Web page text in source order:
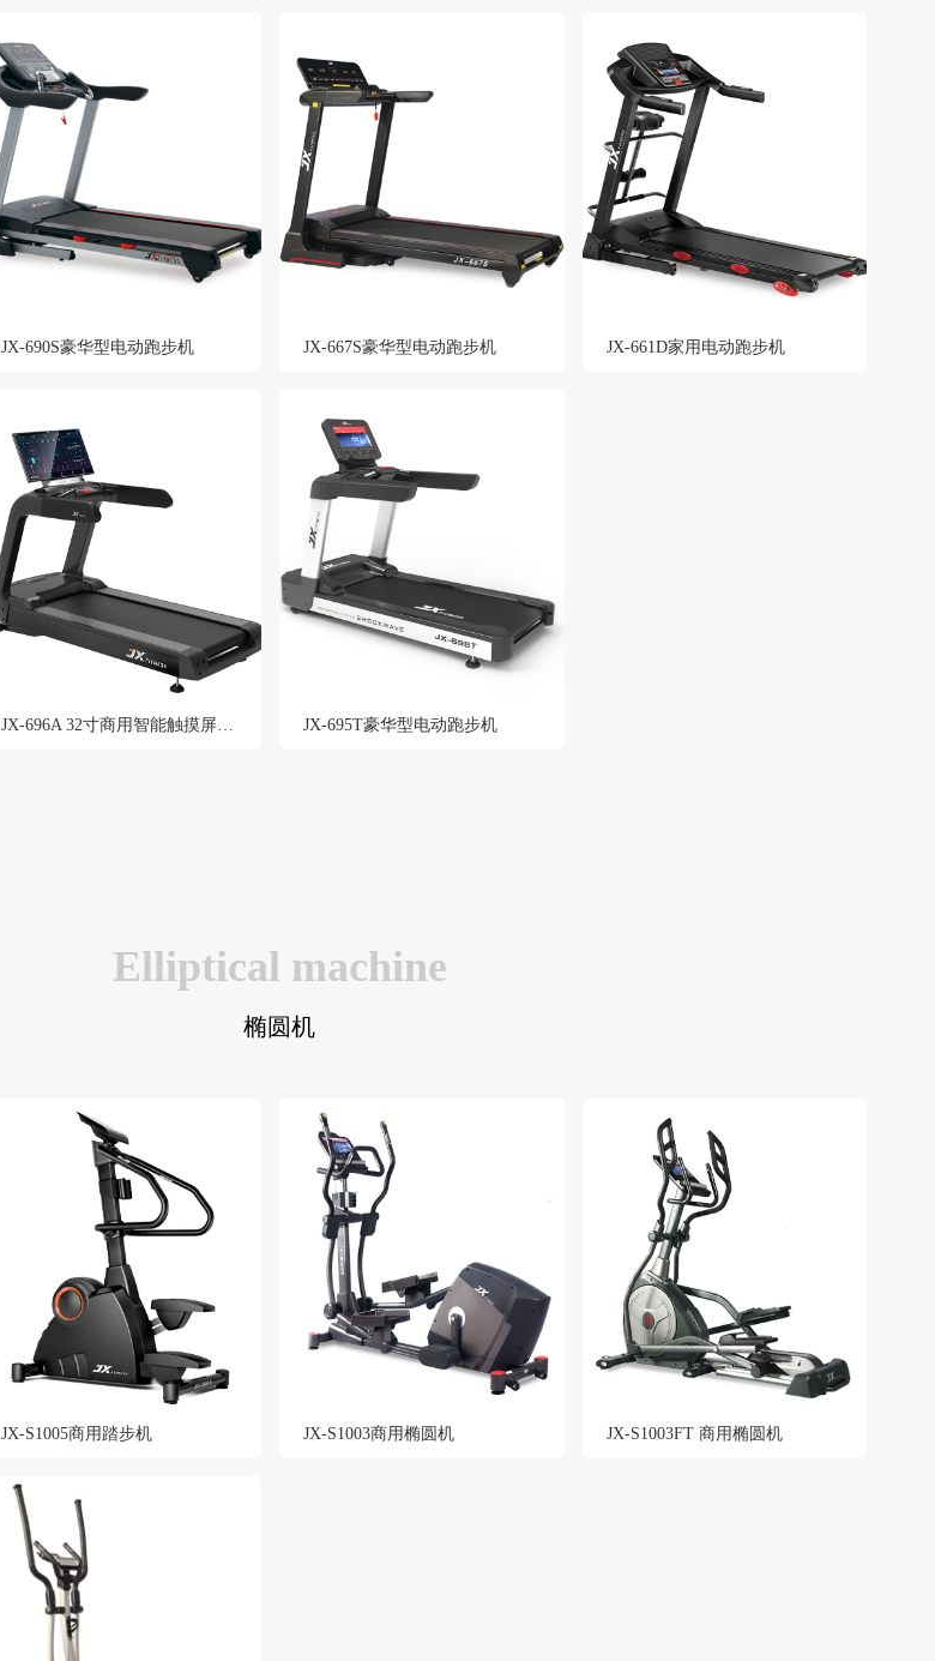
JX-690S豪华型电动跑步机 JX-667S豪华型电动跑步机 JX-661D家用电动跑步机
JX-696A 32寸商用智能触摸屏跑步机 JX-695T豪华型电动跑步机
Elliptical machine
椭圆机
JX-S1005商用踏步机 JX-S1003商用椭圆机 JX-S1003FT 商用椭圆机